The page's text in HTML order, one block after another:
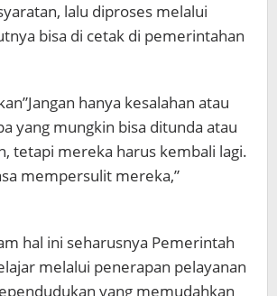
lalu diproses melalui
bisa di cetak di pemerintahan
hanya kesalahan atau
yang mungkin bisa ditunda atau
tetapi mereka harus kembali lagi.
mempersulit mereka,”
hal ini seharusnya Pemerintah
melalui penerapan pelayanan
yang memudahkan